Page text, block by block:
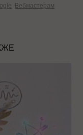
Вебмастерам